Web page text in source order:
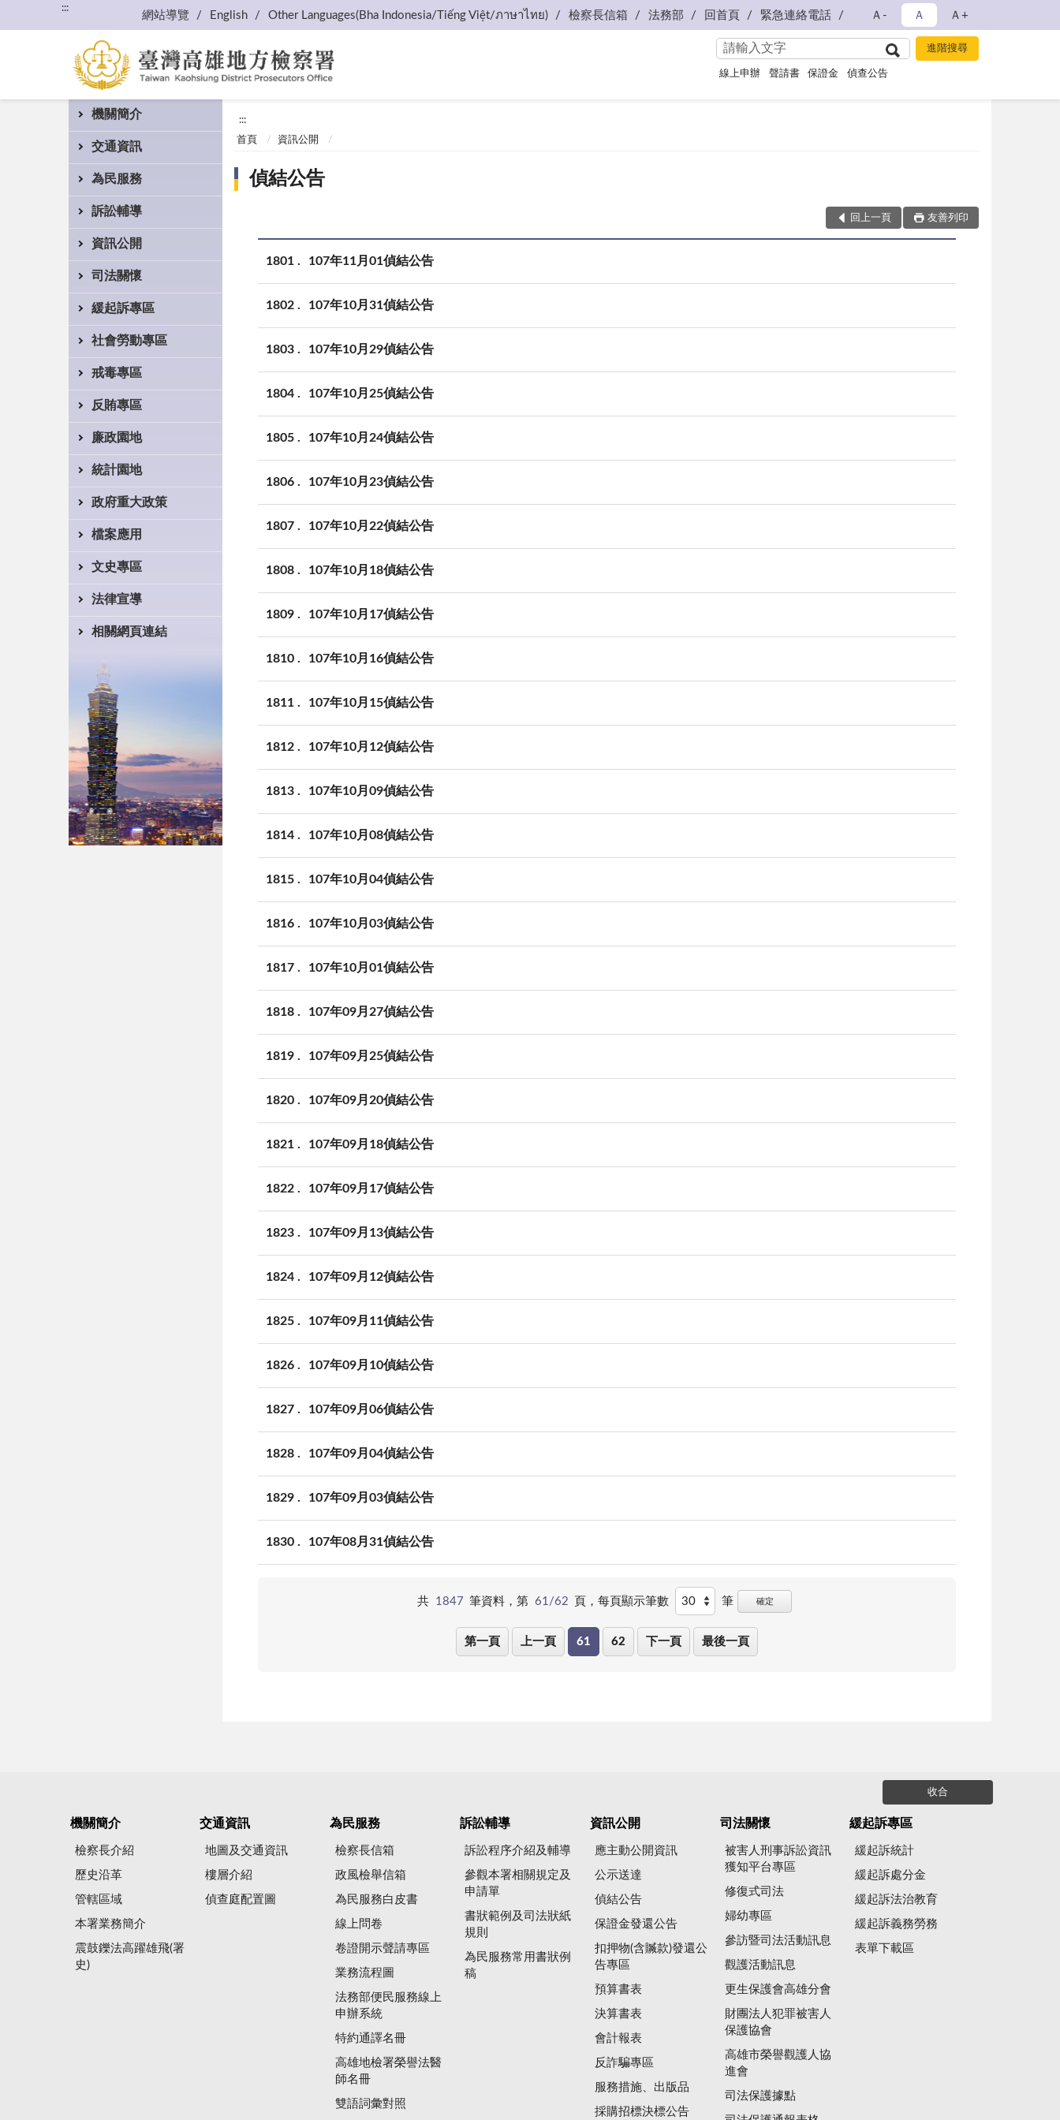
:::
網站導覽 English Other Languages(Bha Indonesia/Tiếng Việt/ภาษาไทย) 檢察長信箱 法務部 回首頁 緊急連絡電話 Ａ- Ａ Ａ+
線上申辦 聲請書 保證金 偵查公告
機關簡介
交通資訊
為民服務
訴訟輔導
資訊公開
司法關懷
緩起訴專區
社會勞動專區
戒毒專區
反賄專區
廉政園地
統計園地
政府重大政策
檔案應用
文史專區
法律宣導
相關網頁連結
:::
首頁 資訊公開
偵結公告
回上一頁 友善列印
1801 107年11月01偵結公告
1802 107年10月31偵結公告
1803 107年10月29偵結公告
1804 107年10月25偵結公告
1805 107年10月24偵結公告
1806 107年10月23偵結公告
1807 107年10月22偵結公告
1808 107年10月18偵結公告
1809 107年10月17偵結公告
1810 107年10月16偵結公告
1811 107年10月15偵結公告
1812 107年10月12偵結公告
1813 107年10月09偵結公告
1814 107年10月08偵結公告
1815 107年10月04偵結公告
1816 107年10月03偵結公告
1817 107年10月01偵結公告
1818 107年09月27偵結公告
1819 107年09月25偵結公告
1820 107年09月20偵結公告
1821 107年09月18偵結公告
1822 107年09月17偵結公告
1823 107年09月13偵結公告
1824 107年09月12偵結公告
1825 107年09月11偵結公告
1826 107年09月10偵結公告
1827 107年09月06偵結公告
1828 107年09月04偵結公告
1829 107年09月03偵結公告
1830 107年08月31偵結公告
共 1847 筆資料，第 61/62 頁，每頁顯示筆數 筆 確定
第一頁 上一頁 61 62 下一頁 最後一頁
收合
機關簡介
檢察長介紹
歷史沿革
管轄區域
本署業務簡介
震鼓鑠法高躍雄飛(署
史)
交通資訊
地圖及交通資訊
樓層介紹
偵查庭配置圖
為民服務
檢察長信箱
政風檢舉信箱
為民服務白皮書
線上問卷
卷證開示聲請專區
業務流程圖
法務部便民服務線上
申辦系統
特約通譯名冊
高雄地檢署榮譽法醫
師名冊
雙語詞彙對照
訴訟輔導
訴訟程序介紹及輔導
參觀本署相關規定及
申請單
書狀範例及司法狀紙
規則
為民服務常用書狀例
稿
資訊公開
應主動公開資訊
公示送達
偵結公告
保證金發還公告
扣押物(含贓款)發還公
告專區
預算書表
決算書表
會計報表
反詐騙專區
服務措施、出版品
採購招標決標公告
司法關懷
被害人刑事訴訟資訊
獲知平台專區
修復式司法
婦幼專區
參訪暨司法活動訊息
觀護活動訊息
更生保護會高雄分會
財團法人犯罪被害人
保護協會
高雄市榮譽觀護人協
進會
司法保護據點
緩起訴專區
緩起訴統計
緩起訴處分金
緩起訴法治教育
緩起訴義務勞務
表單下載區